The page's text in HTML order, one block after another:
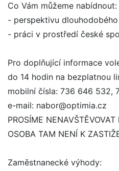
Co Vám můžeme nabídnout:
- perspektivu
- práci v prostředí české
Pro doplňující informace
do 14 hodin na bezplatnou
mobilní čísla: 736 646 532,
e-mail: nabor@optimia.cz
PROSÍME
OSOBA TAM NENÍ K
Zaměstnanecké výhody: